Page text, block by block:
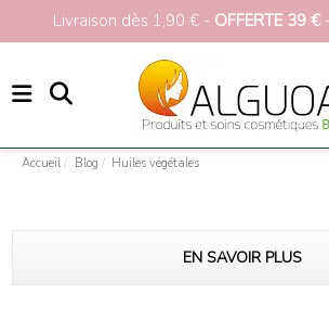
10%pour votre 1ère commande>>>
Accueil Blog Huiles végétales
EN SAVOIR PLUS